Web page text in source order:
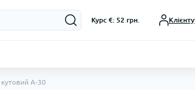
Курс €: 52 грн. Клієнту
A-30